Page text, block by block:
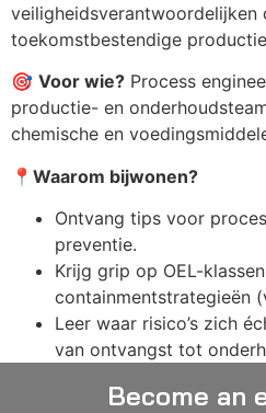
veiligheidsverantwoordelijken
toekomstbestendige
🎯 Voor wie? Process
productie- en
chemische en
📍 Waarom bijwonen?
Ontvang tips voor
preventie.
Krijg grip op OEL-
containmentstrategieën
Leer waar risico’s zich
van ontvangst tot
Become an